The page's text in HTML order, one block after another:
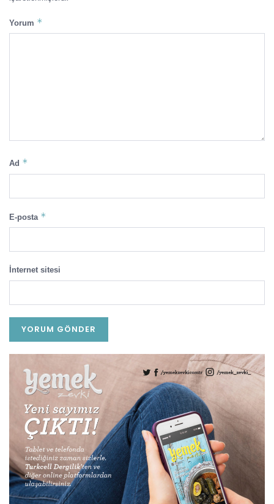
Yorum *
Ad *
E-posta *
İnternet sitesi